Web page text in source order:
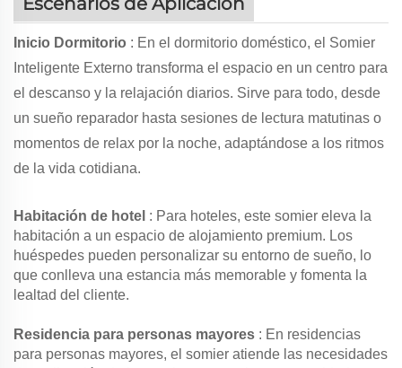
Inicio Dormitorio : En el dormitorio doméstico, el Somier
Inteligente Externo transforma el espacio en un centro para
el descanso y la relajación diarios. Sirve para todo, desde
un sueño reparador hasta sesiones de lectura matutinas o
momentos de relax por la noche, adaptándose a los ritmos
de la vida cotidiana.
Habitación de hotel : Para hoteles, este somier eleva la
habitación a un espacio de alojamiento premium. Los
huéspedes pueden personalizar su entorno de sueño, lo
que conlleva una estancia más memorable y fomenta la
lealtad del cliente.
Residencia para personas mayores : En residencias
para personas mayores, el somier atiende las necesidades